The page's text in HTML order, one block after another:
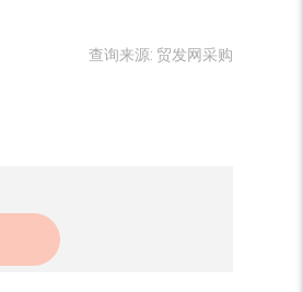
查询来源: 贸发网采购